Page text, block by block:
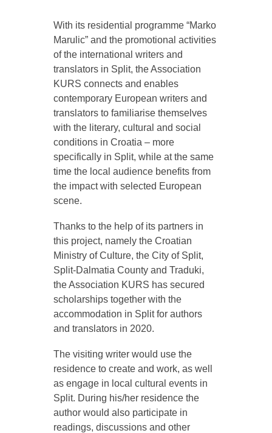
With its residential programme “Marko
Marulic” and the promotional activities
of the international writers and
translators in Split, the Association
KURS connects and enables
contemporary European writers and
translators to familiarise themselves
with the literary, cultural and social
conditions in Croatia – more
specifically in Split, while at the same
time the local audience benefits from
the impact with selected European
scene.
Thanks to the help of its partners in
this project, namely the Croatian
Ministry of Culture, the City of Split,
Split-Dalmatia County and Traduki,
the Association KURS has secured
scholarships together with the
accommodation in Split for authors
and translators in 2020.
The visiting writer would use the
residence to create and work, as well
as engage in local cultural events in
Split. During his/her residence the
author would also participate in
readings, discussions and other